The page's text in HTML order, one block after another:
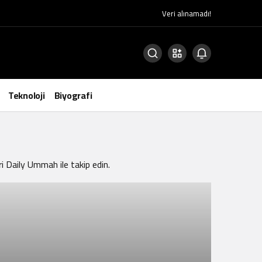
Veri alınamadı!
Teknoloji Biyografi
Ummah ile takip edin.